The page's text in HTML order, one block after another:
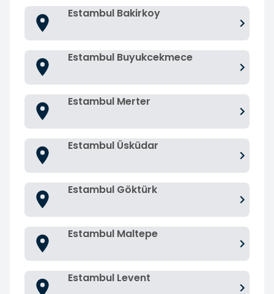
Estambul Bakirkoy
Estambul Buyukcekmece
Estambul Merter
Estambul Üsküdar
Estambul Göktürk
Estambul Maltepe
Estambul Levent